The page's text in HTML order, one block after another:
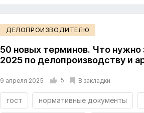
ДЕЛОПРОИЗВОДИТЕЛЮ
50 новых терминов. Что нужно
2025 по делопроизводству и
9 апреля 2025 5 В закладки
гост нормативные документы